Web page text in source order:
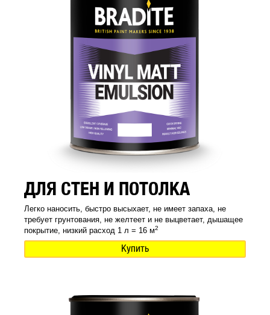
ДЛЯ СТЕН И ПОТОЛКА
Легко наносить, быстро высыхает, не имеет запаха, не
требует грунтования, не желтеет и не выцветает, дышащее
покрытие, низкий расход 1 л = 16 м2
Купить